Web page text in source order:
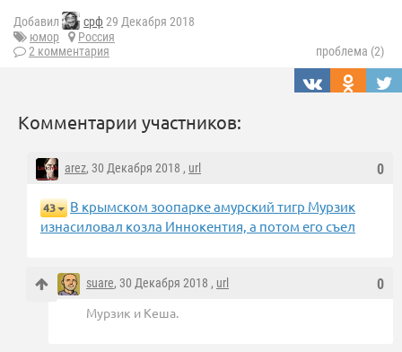
Добавил срф 29 Декабря 2018
юмор
Россия
2 комментария
проблема (2)
Комментарии участников:
0
arez, 30 Декабря 2018 , url
43
В крымском зоопарке амурский тигр Мурзик
изнасиловал козла Иннокентия, а потом его съел
0
suare, 30 Декабря 2018 , url
Мурзик и Кеша.